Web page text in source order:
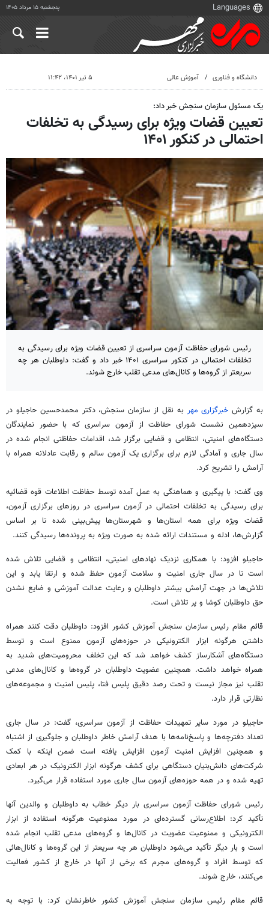
پنجشنبه ۱۵ مرداد ۱۴۰۵
دانشگاه و فناوری آموزش عالی ۵ تیر ۱۴۰۱، ۱۱:۴۲
یک مسئول سازمان سنجش خبر داد:
تعیین قضات ویژه برای رسیدگی به تخلفات
احتمالی در کنکور ۱۴۰۱
رئیس شورای حفاظت آزمون سراسری از تعیین قضات ویژه برای رسیدگی به
تخلفات احتمالی در کنکور سراسری ۱۴۰۱ خبر داد و گفت: داوطلبان هر چه
سریعتر از گروه‌ها و کانال‌های مدعی تقلب خارج شوند.
به گزارش خبرگزاری مهر به نقل از سازمان سنجش، دکتر محمدحسین حاجیلو در
سیزدهمین نشست شورای حفاظت از آزمون سراسری که با حضور نمایندگان
دستگاه‌های امنیتی، انتظامی و قضایی برگزار شد، اقدامات حفاظتی انجام شده در
سال جاری و آمادگی لازم برای برگزاری یک آزمون سالم و رقابت عادلانه همراه با
آرامش را تشریح کرد.
وی گفت: با پیگیری و هماهنگی به عمل آمده توسط حفاظت اطلاعات قوه قضائیه
برای رسیدگی به تخلفات احتمالی در آزمون سراسری در روزهای برگزاری آزمون،
قضات ویژه برای همه استان‌ها و شهرستان‌ها پیش‌بینی شده تا بر اساس
گزارش‌ها، ادله و مستندات ارائه شده به صورت ویژه به پرونده‌ها رسیدگی کنند.
حاجیلو افزود: با همکاری نزدیک نهادهای امنیتی، انتظامی و قضایی تلاش شده
است تا در سال جاری امنیت و سلامت آزمون حفظ شده و ارتقا یابد و این
تلاش‌ها در جهت آرامش بیشتر داوطلبان و رعایت عدالت آموزشی و ضایع نشدن
حق داوطلبان کوشا و پر تلاش است.
قائم مقام رئیس سازمان سنجش آموزش کشور افزود: داوطلبان دقت کنند همراه
داشتن هرگونه ابزار الکترونیکی در حوزه‌های آزمون ممنوع است و توسط
دستگاه‌های آشکارساز کشف خواهد شد که این تخلف محرومیت‌های شدید به
همراه خواهد داشت. همچنین عضویت داوطلبان در گروه‌ها و کانال‌های مدعی
تقلب نیز مجاز نیست و تحت رصد دقیق پلیس فتا، پلیس امنیت و مجموعه‌های
نظارتی قرار دارد.
حاجیلو در مورد سایر تمهیدات حفاظت از آزمون سراسری، گفت: در سال جاری
تعداد دفترچه‌ها و پاسخ‌نامه‌ها با هدف آرامش خاطر داوطلبان و جلوگیری از اشتباه
و همچنین افزایش امنیت آزمون افزایش یافته است ضمن اینکه با کمک
شرکت‌های دانش‌بنیان دستگاهی برای کشف هرگونه ابزار الکترونیک در هر ابعادی
تهیه شده و در همه حوزه‌های آزمون سال جاری مورد استفاده قرار می‌گیرد.
رئیس شورای حفاظت آزمون سراسری بار دیگر خطاب به داوطلبان و والدین آنها
تأکید کرد: اطلاع‌رسانی گسترده‌ای در مورد ممنوعیت هرگونه استفاده از ابزار
الکترونیکی و ممنوعیت عضویت در کانال‌ها و گروه‌های مدعی تقلب انجام شده
است و بار دیگر تأکید می‌شود داوطلبان هر چه سریعتر از این گروه‌ها و کانال‌هائی
که توسط افراد و گروه‌های مجرم که برخی از آنها در خارج از کشور فعالیت
می‌کنند، خارج شوند.
قائم مقام رئیس سازمان سنجش آموزش کشور خاطرنشان کرد: با توجه به